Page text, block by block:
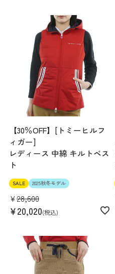
【30％OFF】[トミーヒルフ
ィガー]
レディース 中綿 キルトベス
ト
SALE 2025秋冬モデル
¥28,600
¥20,020 税込